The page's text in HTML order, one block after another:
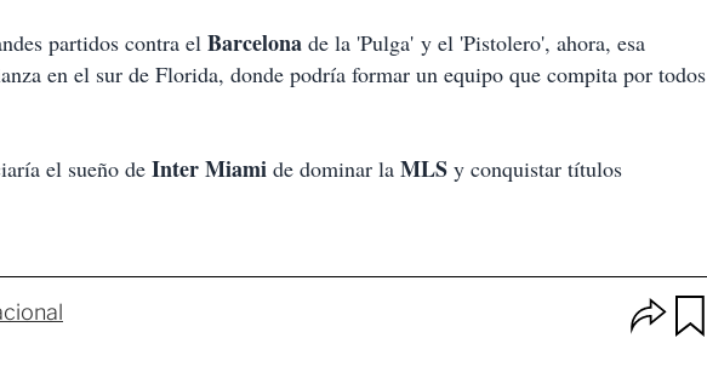
partidos contra el Barcelona de la 'Pulga' y el 'Pistolero', ahora, esa
en el sur de Florida, donde podría formar un equipo que compita por todos
el sueño de Inter Miami de dominar la MLS y conquistar títulos
p